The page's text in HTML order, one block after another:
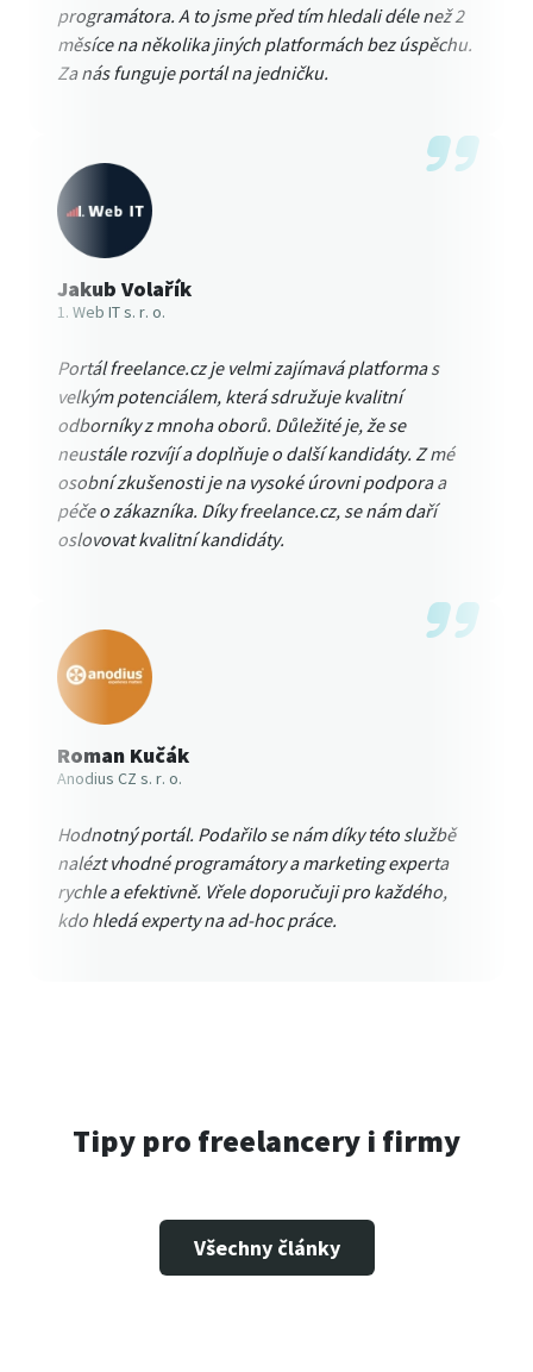
programátora. A to jsme před tím hledali déle než 2
měsíce na několika jiných platformách bez úspěchu.
Za nás funguje portál na jedničku.
Jakub Volařík
1. Web IT s. r. o.
Portál freelance.cz je velmi zajímavá platforma s
velkým potenciálem, která sdružuje kvalitní
odborníky z mnoha oborů. Důležité je, že se
neustále rozvíjí a doplňuje o další kandidáty. Z mé
osobní zkušenosti je na vysoké úrovni podpora a
péče o zákazníka. Díky freelance.cz, se nám daří
oslovovat kvalitní kandidáty.
Roman Kučák
Anodius CZ s. r. o.
Hodnotný portál. Podařilo se nám díky této službě
nalézt vhodné programátory a marketing experta
rychle a efektivně. Vřele doporučuji pro každého,
kdo hledá experty na ad-hoc práce.
Tipy pro freelancery i firmy
Všechny články